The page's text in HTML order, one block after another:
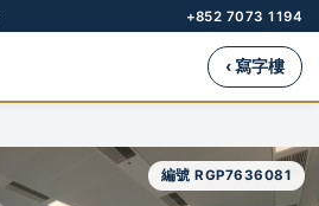
+852 7073 1194
‹ 寫字樓
編號 RGP7636081